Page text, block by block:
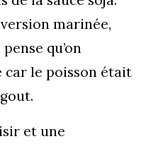
marinée,
qu’on
le poisson était
et une